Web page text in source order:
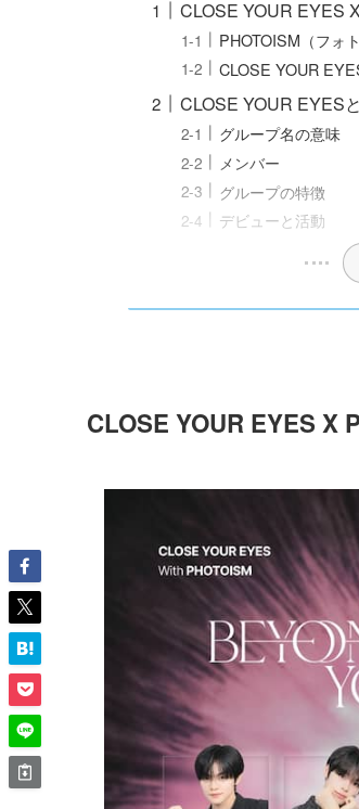
CLOSE YOUR EYES
PHOTOISM（フォ
CLOSE YOUR
CLOSE YOUR EYES
グループ名の意味
メンバー
グループの特徴
デビューと活動
CLOSE YOUR EYES X